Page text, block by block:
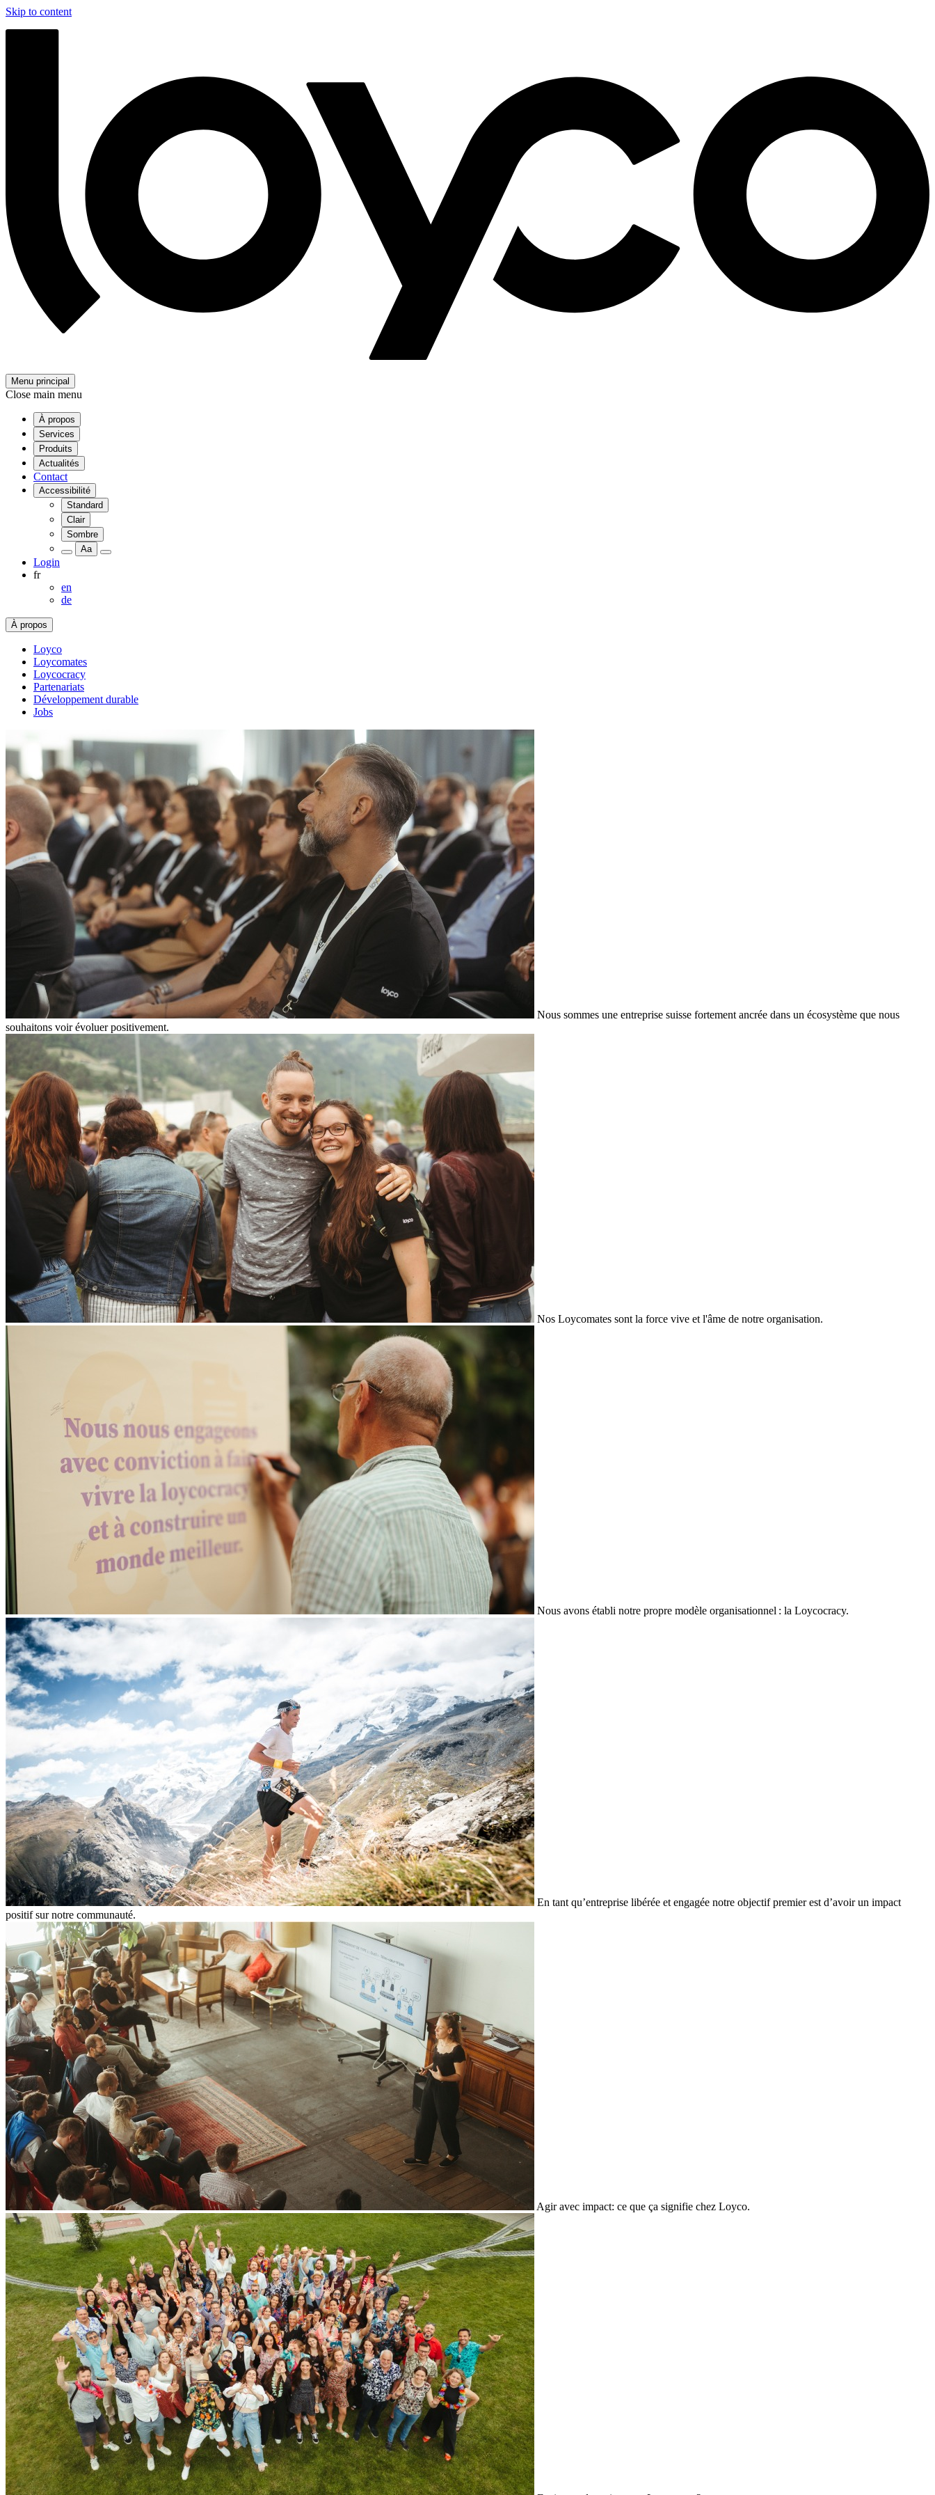
Skip to content
Menu principal
Close main menu
À propos
Services
Produits
Actualités
Contact
Accessibilité
Standard
Clair
Sombre
Aa
Login
fr
en
de
À propos
Loyco
Loycomates
Loycocracy
Partenariats
Développement durable
Jobs
Nous sommes une entreprise suisse fortement ancrée dans un écosystème que nous
souhaitons voir évoluer positivement.
Nos Loycomates sont la force vive et l'âme de notre organisation.
Nous avons établi notre propre modèle organisationnel : la Loycocracy.
En tant qu’entreprise libérée et engagée notre objectif premier est d’avoir un impact
positif sur notre communauté.
Agir avec impact: ce que ça signifie chez Loyco.